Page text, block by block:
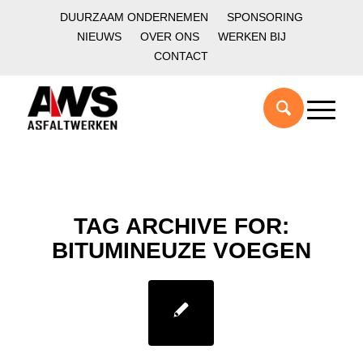
DUURZAAM ONDERNEMEN
SPONSORING
NIEUWS
OVER ONS
WERKEN BIJ
CONTACT
TAG ARCHIVE FOR:
BITUMINEUZE VOEGEN